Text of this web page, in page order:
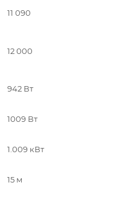
11 090
12 000
942 Вт
1009 Вт
1.009 кВт
15 м